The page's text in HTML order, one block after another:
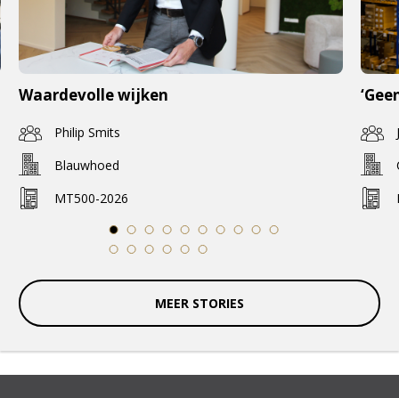
Waardevolle wijken
Philip Smits
Blauwhoed
MT500-2026
1
2 3 4 5 6 7 8 9
10
11 12 13 14 15 16
MEER STORIES